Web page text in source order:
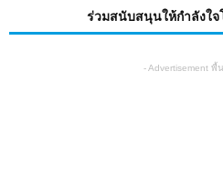
ร่วมสนับสนุนให้กำลังใ
- Advertisement